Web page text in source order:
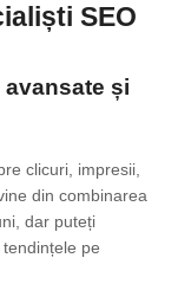
SEO
și
clicuri, impresii,
din combinarea
dar puteți
pe